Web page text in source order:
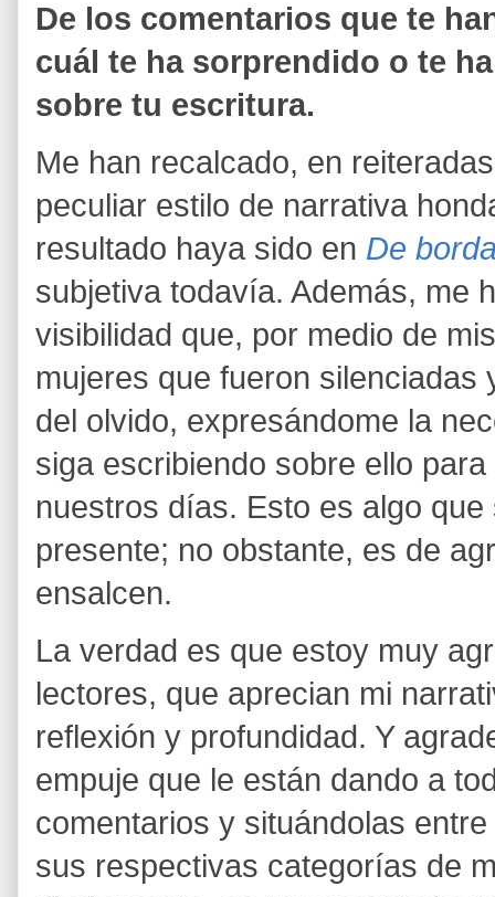
De los comentarios que te
cuál te ha sorprendido o te
sobre tu escritura.
Me han recalcado, en
peculiar estilo de narrativa
resultado haya sido en De
subjetiva todavía. Además, me
visibilidad que, por medio de
mujeres que fueron silenciadas
del olvido, expresándome la
siga escribiendo sobre ello
nuestros días. Esto es algo
presente; no obstante, es de
ensalcen.
La verdad es que estoy muy
lectores, que aprecian mi
reflexión y profundidad. Y
empuje que le están dando a
comentarios y situándolas
sus respectivas categorías de